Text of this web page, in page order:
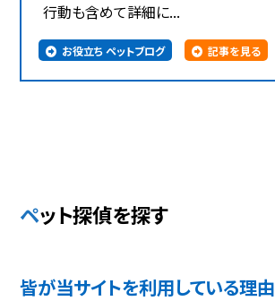
行動も含めて詳細に...
お役立ち ペットブログ 記事を見る
ペット探偵を探す
皆が当サイトを利用している理由